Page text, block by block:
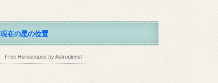
現在の星の位置
Free Horoscopes by Astrodienst